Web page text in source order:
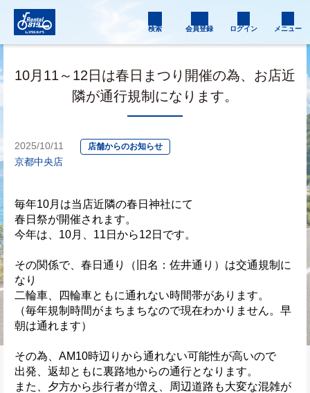
検索 会員登録 ログイン メニュー
10月11～12日は春日まつり開催の為、お店近
隣が通行規制になります。
2025/10/11 店舗からのお知らせ
京都中央店
毎年10月は当店近隣の春日神社にて
春日祭が開催されます。
今年は、10月、11日から12日です。
その関係で、春日通り（旧名：佐井通り）は交通規制に
なり
二輪車、四輪車ともに通れない時間帯があります。
（毎年規制時間がまちまちなので現在わかりません。早
朝は通れます）
その為、AM10時辺りから通れない可能性が高いので
出発、返却ともに裏路地からの通行となります。
また、夕方から歩行者が増え、周辺道路も大変な混雑が